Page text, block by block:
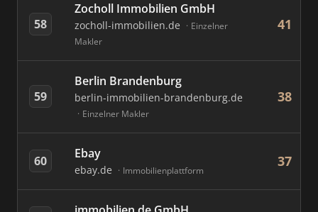
58
Zocholl Immobilien GmbH
zocholl-immobilien.de
Einzelner
Makler
41
59
Berlin Brandenburg
berlin-immobilien-brandenburg.de
Einzelner Makler
38
60 Ebay
ebay.de Immobilienplattform
37